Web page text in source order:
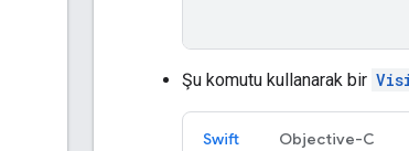
Şu komutu kullanarak bir
Swift Objective-C